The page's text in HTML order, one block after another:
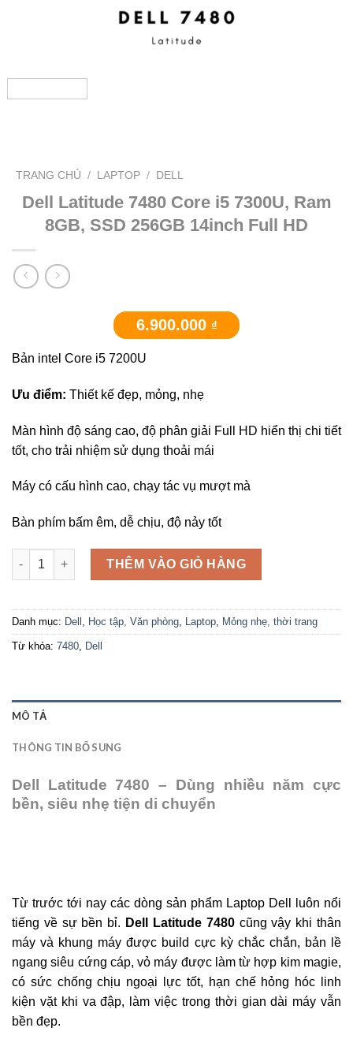
TRANG CHỦ / LAPTOP / DELL
Dell Latitude 7480 Core i5 7300U, Ram
8GB, SSD 256GB 14inch Full HD
6.900.000 ₫
Bản intel Core i5 7200U
Ưu điểm: Thiết kế đẹp, mỏng, nhẹ
Màn hình độ sáng cao, độ phân giải Full HD hiển thị chi tiết
tốt, cho trải nhiệm sử dụng thoải mái
Máy có cấu hình cao, chạy tác vụ mượt mà
Bàn phím bấm êm, dễ chịu, độ nảy tốt
Dell Latitude 7480 Core i5 7300U, Ram 8GB, SSD 256GB
THÊM VÀO GIỎ HÀNG
Danh mục: Dell Học tập, Văn phòng Laptop Mỏng nhẹ, thời trang
Từ khóa: 7480 Dell
MÔ TẢ
THÔNG TIN BỔ SUNG
Dell Latitude 7480 – Dùng nhiều năm cực
bền, siêu nhẹ tiện di chuyển
Từ trước tới nay các dòng sản phẩm Laptop Dell luôn nổi
tiếng về sự bền bỉ. Dell Latitude 7480cũng vậy khi thân
máy và khung máy được build cực kỳ chắc chắn, bản lề
ngang siêu cứng cáp, vỏ máy được làm từ hợp kim magie,
có sức chống chịu ngoại lực tốt, hạn chế hỏng hóc linh
kiện vặt khi va đập, làm việc trong thời gian dài máy vẫn
bền đẹp.